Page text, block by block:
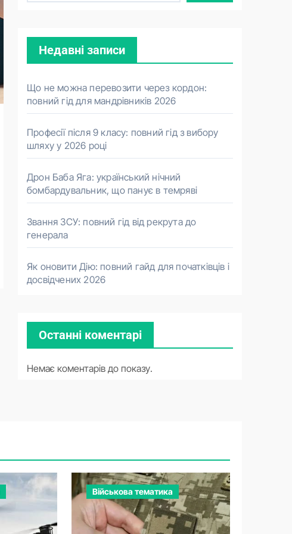
Недавні записи
Що не можна перевозити через кордон:
повний гід для мандрівників 2026
Професії після 9 класу: повний гід з вибору
шляху у 2026 році
Дрон Баба Яга: український нічний
бомбардувальник, що панує в темряві
Звання ЗСУ: повний гід від рекрута до
генерала
Як оновити Дію: повний гайд для початківців і
досвідчених 2026
Останні коментарі
Немає коментарів до показу.
Військова тематика